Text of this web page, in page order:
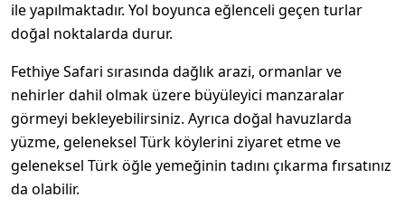
ile yapılmaktadır. Yol boyunca eğlenceli geçen turlar
doğal noktalarda durur.
Fethiye Safari sırasında dağlık arazi, ormanlar ve
nehirler dahil olmak üzere büyüleyici manzaralar
görmeyi bekleyebilirsiniz. Ayrıca doğal havuzlarda
yüzme, geleneksel Türk köylerini ziyaret etme ve
geleneksel Türk öğle yemeğinin tadını çıkarma fırsatınız
da olabilir.